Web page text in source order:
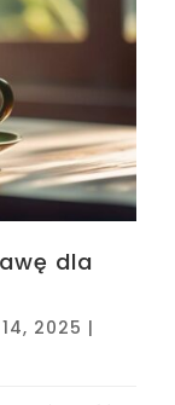
dla
2025 |